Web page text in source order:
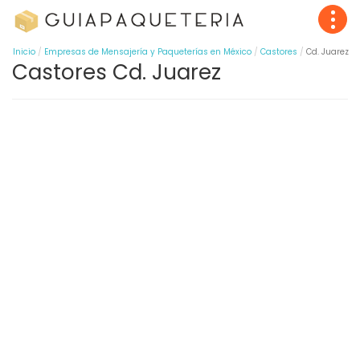
Inicio Empresas de Mensajería y Paqueterías en México Castores Cd. Juarez
Castores Cd. Juarez